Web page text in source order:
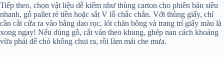
Tiếp theo, chọn vật liệu dễ kiếm như thùng carton cho phiên bản siêu
nhanh, gỗ pallet rẻ tiền hoặc sắt V lỗ chắc chắn. Với thùng giấy, chỉ
cần cắt cửa ra vào bằng dao rọc, lót chăn bông và trang trí giấy màu là
xong ngay! Nếu dùng gỗ, cắt ván theo khung, ghép nan cách khoảng
vừa phải để chó không chui ra, rồi làm mái che mưa.